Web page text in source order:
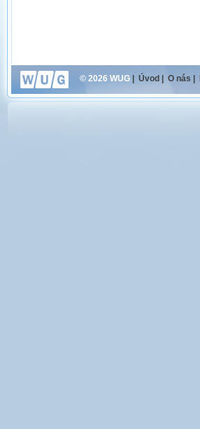
© 2026 WUG Úvod O nás